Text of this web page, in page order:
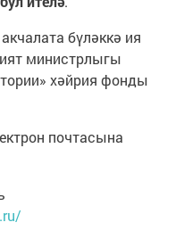
бүләккә ия
министрлыгы
хәйрия фонды
почтасына